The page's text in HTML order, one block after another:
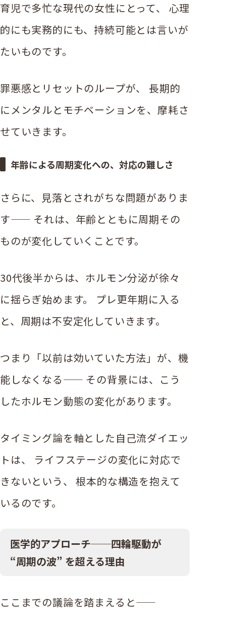
育児で多忙な現代の女性にとって、 心理
的にも実務的にも、持続可能とは言いが
たいものです。
罪悪感とリセットのループが、 長期的
にメンタルとモチベーションを、摩耗さ
せていきます。
年齢による周期変化への、対応の難しさ
さらに、見落とされがちな問題がありま
す—— それは、年齢とともに周期その
ものが変化していくことです。
30代後半からは、ホルモン分泌が徐々
に揺らぎ始めます。 プレ更年期に入る
と、周期は不安定化していきます。
つまり「以前は効いていた方法」が、機
能しなくなる—— その背景には、こう
したホルモン動態の変化があります。
タイミング論を軸とした自己流ダイエッ
トは、 ライフステージの変化に対応で
きないという、 根本的な構造を抱えて
いるのです。
医学的アプローチ──四輪駆動が
“周期の波” を超える理由
ここまでの議論を踏まえると——